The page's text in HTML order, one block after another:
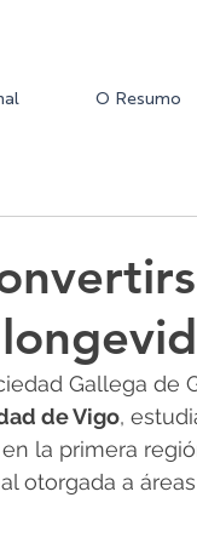
O Resumo
Gallega de
de Vigo,
la primera
otorgada a